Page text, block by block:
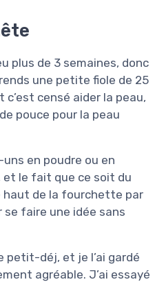
plus de 3 semaines, donc
une petite fiole de 25
censé aider la peau,
pouce pour la peau
en poudre ou en
et le fait que ce soit du
haut de la fourchette par
se faire une idée sans
petit-déj, et je l’ai gardé
agréable. J’ai essayé